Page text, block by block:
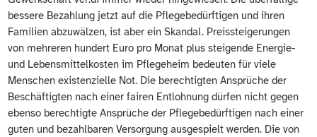
bessere Bezahlung jetzt auf die Pflegebedürftigen und ihren
Familien abzuwälzen, ist aber ein Skandal. Preissteigerungen
von mehreren hundert Euro pro Monat plus steigende Energie-
und Lebensmittelkosten im Pflegeheim bedeuten für viele
Menschen existenzielle Not. Die berechtigten Ansprüche der
Beschäftigten nach einer fairen Entlohnung dürfen nicht gegen
ebenso berechtigte Ansprüche der Pflegebedürftigen nach einer
guten und bezahlbaren Versorgung ausgespielt werden. Die von